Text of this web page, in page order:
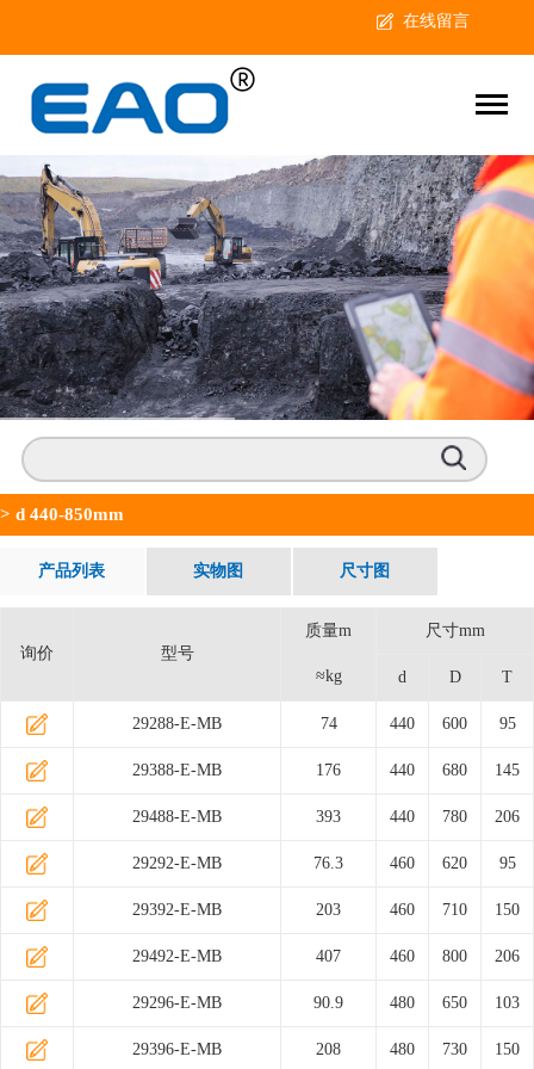
在线留言
> d 440-850mm
产品列表 实物图 尺寸图
询价 型号
质量m
≈kg
尺寸mm
d D T
29288-E-MB 74 440 600 95
29388-E-MB 176 440 680 145
29488-E-MB 393 440 780 206
29292-E-MB 76.3 460 620 95
29392-E-MB 203 460 710 150
29492-E-MB 407 460 800 206
29296-E-MB 90.9 480 650 103
29396-E-MB 208 480 730 150